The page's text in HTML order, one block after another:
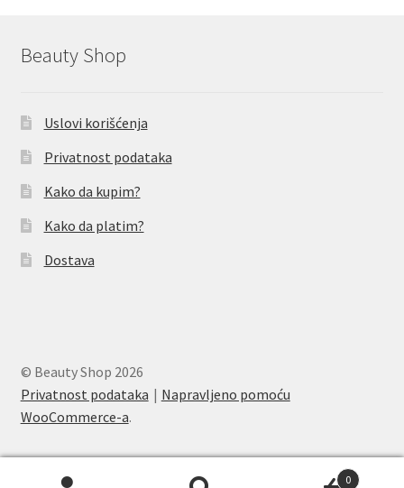
Beauty Shop
Uslovi korišćenja
Privatnost podataka
Kako da kupim?
Kako da platim?
Dostava
© Beauty Shop 2026
Privatnost podataka
Napravljeno pomoću
WooCommerce-a.
0